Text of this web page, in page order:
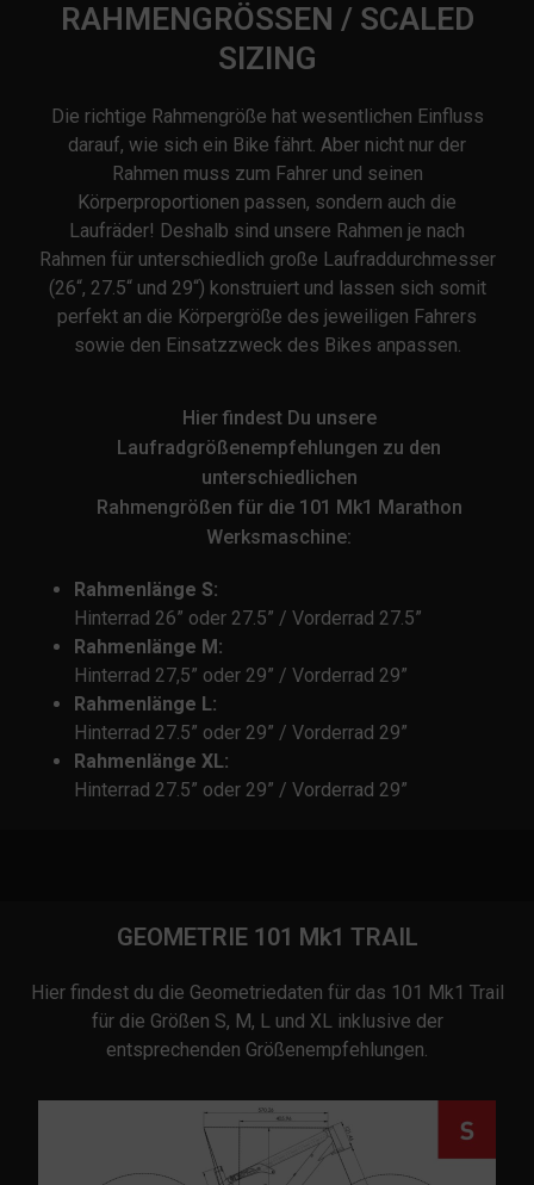
RAHMENGRÖSSEN / SCALED
SIZING
Die richtige Rahmengröße hat wesentlichen Einfluss
darauf, wie sich ein Bike fährt. Aber nicht nur der
Rahmen muss zum Fahrer und seinen
Körperproportionen passen, sondern auch die
Laufräder! Deshalb sind unsere Rahmen je nach
Rahmen für unterschiedlich große Laufraddurchmesser
(26“, 27.5“ und 29“) konstruiert und lassen sich somit
perfekt an die Körpergröße des jeweiligen Fahrers
sowie den Einsatzzweck des Bikes anpassen.
Hier findest Du unsere
Laufradgrößenempfehlungen zu den
unterschiedlichen
Rahmengrößen für die 101 Mk1 Marathon
Werksmaschine:
Rahmenlänge S:
Hinterrad 26” oder 27.5” / Vorderrad 27.5”
Rahmenlänge M:
Hinterrad 27,5” oder 29” / Vorderrad 29”
Rahmenlänge L:
Hinterrad 27.5” oder 29” / Vorderrad 29”
Rahmenlänge XL:
Hinterrad 27.5” oder 29” / Vorderrad 29”
GEOMETRIE 101 Mk1 TRAIL
Hier findest du die Geometriedaten für das 101 Mk1 Trail
für die Größen S, M, L und XL inklusive der
entsprechenden Größenempfehlungen.